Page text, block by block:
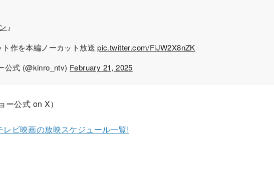
』
作を本編ノーカット放送pic.twitter.com/FiJW2X8nZK
公式 (@kinro_ntv) February 21, 2025
ー公式 on X）
レビ映画の放映スケジュール一覧!